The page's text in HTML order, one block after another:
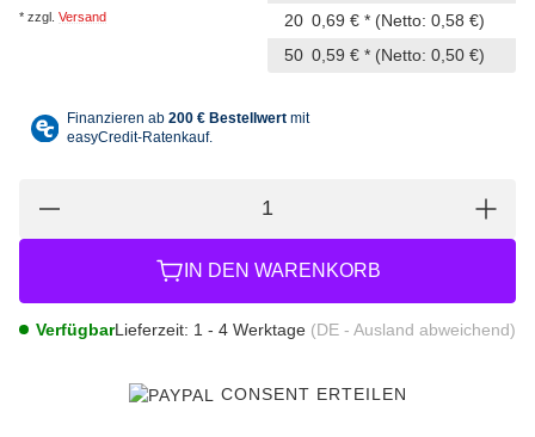
* zzgl. Versand
20 0,69 € * (Netto: 0,58 €)
50 0,59 € * (Netto: 0,50 €)
IN DEN WARENKORB
VerfügbarLieferzeit: 1 - 4 Werktage (DE - Ausland abweichend)
CONSENT ERTEILEN